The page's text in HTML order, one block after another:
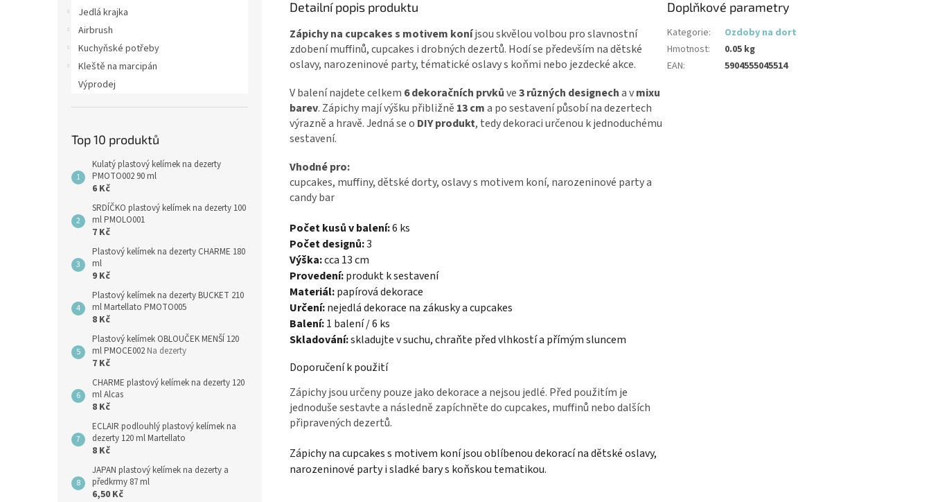
Jedlá krajka
Airbrush
Kuchyňské potřeby
Kleště na marcipán
Výprodej
Top 10 produktů
Kulatý plastový kelímek na dezerty
PMOTO002 90 ml
6 Kč
SRDÍČKO plastový kelímek na dezerty 100
ml PMOLO001
7 Kč
Plastový kelímek na dezerty CHARME 180
ml
9 Kč
Plastový kelímek na dezerty BUCKET 210
ml Martellato PMOTO005
8 Kč
Plastový kelímek OBLOUČEK MENŠÍ 120
ml PMOCE002 Na dezerty
7 Kč
CHARME plastový kelímek na dezerty 120
ml Alcas
8 Kč
ECLAIR podlouhlý plastový kelímek na
dezerty 120 ml Martellato
8 Kč
JAPAN plastový kelímek na dezerty a
předkrmy 87 ml
6,50 Kč
Detailní popis produktu
Zápichy na cupcakes s motivem koníjsou skvělou volbou pro slavnostní
zdobení muffinů, cupcakes i drobných dezertů. Hodí se především na dětské
oslavy, narozeninové party, tématické oslavy s koňmi nebo jezdecké akce.
V balení najdete celkem 6 dekoračních prvkůve3 různých designecha vmixu
barev. Zápichy mají výšku přibližně 13 cma po sestavení působí na dezertech
výrazně a hravě. Jedná se o DIY produkt, tedy dekoraci určenou k jednoduchému
sestavení.
Vhodné pro:
cupcakes, muffiny, dětské dorty, oslavy s motivem koní, narozeninové party a
candy bar
Počet kusů v balení:6 ks
Počet designů:3
Výška:cca 13 cm
Provedení:produkt k sestavení
Materiál:papírová dekorace
Určení:nejedlá dekorace na zákusky a cupcakes
Balení:1 balení / 6 ks
Skladování:skladujte v suchu, chraňte před vlhkostí a přímým sluncem
Doporučení k použití
Zápichy jsou určeny pouze jako dekorace a nejsou jedlé. Před použitím je
jednoduše sestavte a následně zapíchněte do cupcakes, muffinů nebo dalších
připravených dezertů.
Zápichy na cupcakes s motivem koní jsou oblíbenou dekorací na dětské oslavy,
narozeninové party i sladké bary s koňskou tematikou.
Doplňkové parametry
Kategorie:
Ozdoby na dort
Hmotnost:
0.05 kg
EAN: 5904555045514